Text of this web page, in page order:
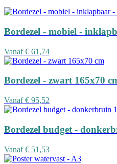
Bordezel - mobiel -
Vanaf € 61,74
Bordezel - zwart 165x70
Vanaf € 95,52
Bordezel budget -
Vanaf € 51,53